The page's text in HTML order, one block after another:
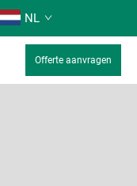
NL
Offerte aanvragen